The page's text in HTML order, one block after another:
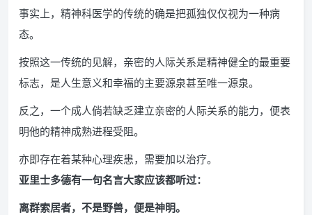
事实上，精神科医学的传统的确是把孤独仅仅视为一种病
态。
按照这一传统的见解，亲密的人际关系是精神健全的最重要
标志，是人生意义和幸福的主要源泉甚至唯一源泉。
反之，一个成人倘若缺乏建立亲密的人际关系的能力，便表
明他的精神成熟进程受阻。
亦即存在着某种心理疾患，需要加以治疗。
亚里士多德有一句名言大家应该都听过：
离群索居者，不是野兽，便是神明。